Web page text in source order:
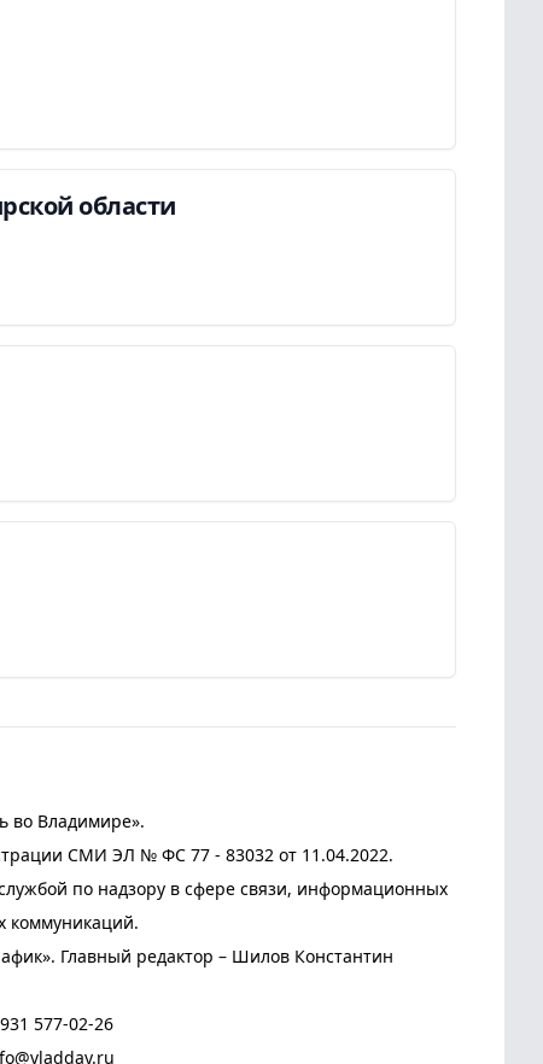
области
во Владимире».
СМИ ЭЛ № ФС 77 - 83032 от 11.04.2022.
по надзору в сфере связи, информационных
коммуникаций.
Главный редактор – Шилов Константин
577-02-26